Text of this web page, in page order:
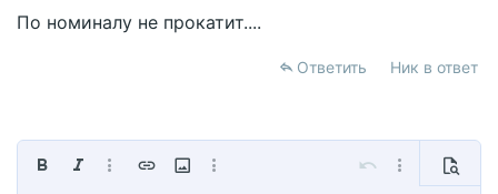
По номиналу не прокатит....
Ответить Ник в ответ
ЖирныйКурсивДополнительно...
Вставить ссылку
Вставить изображение
Дополнительно... Отменить